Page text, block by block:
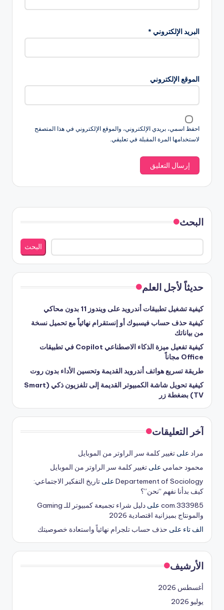
البريد الإلكتروني *
الموقع الإلكتروني
احفظ اسمي، بريدي الإلكتروني، والموقع الإلكتروني في هذا المتصفح
لاستخدامها المرة المقبلة في تعليقي.
البحث
البحث
حديثاً لأجل العلم
كيفية تشغيل تطبيقات أندرويد على ويندوز 11 بدون محاكي
كيفية حذف حساب فيسبوك أو إنستقرام نهائياً مع تحميل نسخة
من بياناتك
كيفية تفعيل ميزة الذكاء الاصطناعي Copilot في تطبيقات
Office مجاناً
طريقة تسريع هواتف أندرويد القديمة وتحسين الأداء بدون روت
كيفية تحويل شاشة الكمبيوتر القديمة إلى تلفزيون ذكي (Smart
TV) بضغطة زر
آخر التعليقات
مراد على تغيير كلمة سر الراوتر من الموبايل
محمود حمامي على تغيير كلمة سر الراوتر من الموبايل
Departement of Sociology على تاريخ التفكير الاجتماعي:
كيف بدأنا نفهم “نحن”؟
333985.com
على
دليل شراء تجميعة كمبيوتر للـ Gaming
والمونتاج بميزانية اقتصادية 2026
الف تاء على حذف حساب تلجرام نهائياً واستعادة خصوصيتك
الأرشيف
أغسطس 2026
يوليو 2026